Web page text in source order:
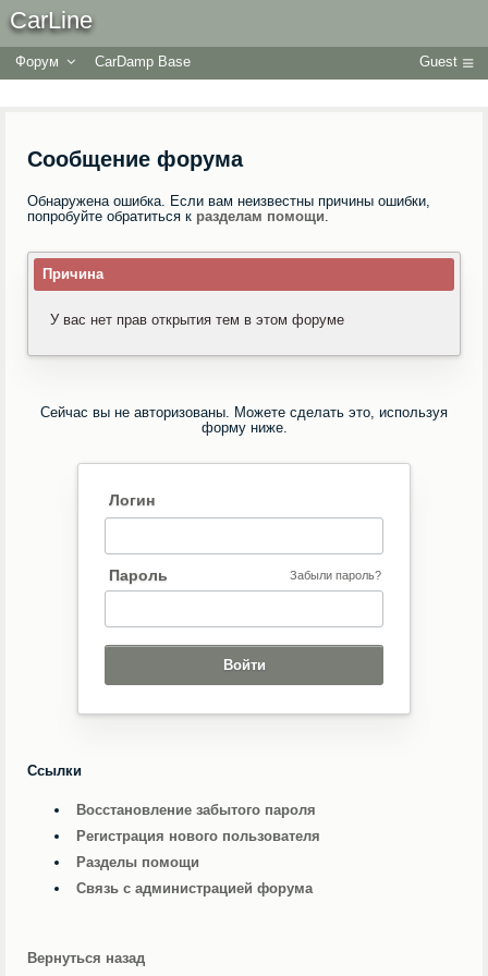
CarLine
Форум CarDamp Base Guest
Сообщение форума
Обнаружена ошибка. Если вам неизвестны причины ошибки,
попробуйте обратиться к разделам помощи.
Причина
У вас нет прав открытия тем в этом форуме
Сейчас вы не авторизованы. Можете сделать это, используя
форму ниже.
Логин
Пароль Забыли пароль?
Ссылки
Восстановление забытого пароля
Регистрация нового пользователя
Разделы помощи
Связь с администрацией форума
Вернуться назад